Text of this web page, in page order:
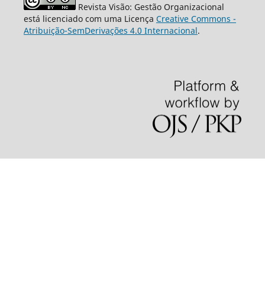
Revista Visão: Gestão Organizacional
está licenciado com uma Licença Creative Commons -
Atribuição-SemDerivações 4.0 Internacional.